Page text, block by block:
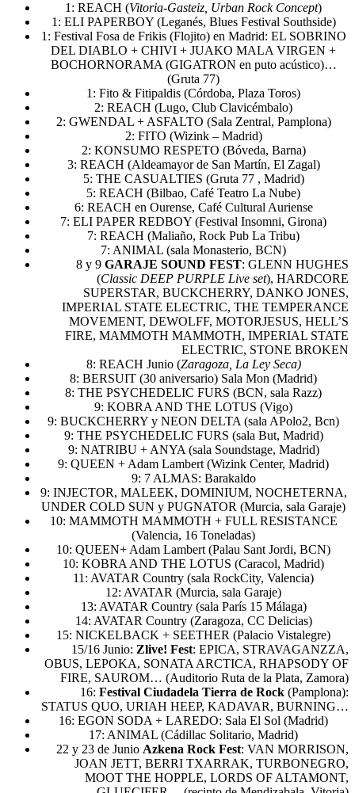
1: REACH (Vitoria-Gasteiz, Urban Rock Concept)
1: ELI PAPERBOY (Leganés, Blues Festival Southside)
1: Festival Fosa de Frikis (Flojito) en Madrid: EL SOBRINO
DEL DIABLO + CHIVI + JUAKO MALA VIRGEN +
BOCHORNORAMA (GIGATRON en puto acústico)…
(Gruta 77)
1: Fito & Fitipaldis (Córdoba, Plaza Toros)
2: REACH (Lugo, Club Clavicémbalo)
2: GWENDAL + ASFALTO (Sala Zentral, Pamplona)
2: FITO (Wizink – Madrid)
2: KONSUMO RESPETO (Bóveda, Barna)
3: REACH (Aldeamayor de San Martín, El Zagal)
5: THE CASUALTIES (Gruta 77 , Madrid)
5: REACH (Bilbao, Café Teatro La Nube)
6: REACH en Ourense, Café Cultural Auriense
7: ELI PAPER REDBOY (Festival Insomni, Girona)
7: REACH (Maliaño, Rock Pub La Tribu)
7: ANIMAL (sala Monasterio, BCN)
8 y 9 GARAJE SOUND FEST: GLENN HUGHES
(Classic DEEP PURPLE Live set), HARDCORE
SUPERSTAR, BUCKCHERRY, DANKO JONES,
IMPERIAL STATE ELECTRIC, THE TEMPERANCE
MOVEMENT, DEWOLFF, MOTORJESUS, HELL’S
FIRE, MAMMOTH MAMMOTH, IMPERIAL STATE
ELECTRIC, STONE BROKEN
8: REACH Junio (Zaragoza, La Ley Seca)
8: BERSUIT (30 aniversario) Sala Mon (Madrid)
8: THE PSYCHEDELIC FURS (BCN, sala Razz)
9: KOBRA AND THE LOTUS (Vigo)
9: BUCKCHERRY y NEON DELTA (sala APolo2, Bcn)
9: THE PSYCHEDELIC FURS (sala But, Madrid)
9: NATRIBU + ANYA (sala Soundstage, Madrid)
9: QUEEN + Adam Lambert (Wizink Center, Madrid)
9: 7 ALMAS: Barakaldo
9: INJECTOR, MALEEK, DOMINIUM, NOCHETERNA,
UNDER COLD SUN y PUGNATOR (Murcia, sala Garaje)
10: MAMMOTH MAMMOTH + FULL RESISTANCE
(Valencia, 16 Toneladas)
10: QUEEN+ Adam Lambert (Palau Sant Jordi, BCN)
10: KOBRA AND THE LOTUS (Caracol, Madrid)
11: AVATAR Country (sala RockCity, Valencia)
12: AVATAR (Murcia, sala Garaje)
13: AVATAR Country (sala París 15 Málaga)
14: AVATAR Country (Zaragoza, CC Delicias)
15: NICKELBACK + SEETHER (Palacio Vistalegre)
15/16 Junio: Zlive! Fest: EPICA, STRAVAGANZZA,
OBUS, LEPOKA, SONATA ARCTICA, RHAPSODY OF
FIRE, SAUROM… (Auditorio Ruta de la Plata, Zamora)
16: Festival Ciudadela Tierra de Rock (Pamplona):
STATUS QUO, URIAH HEEP, KADAVAR, BURNING…
16: EGON SODA + LAREDO: Sala El Sol (Madrid)
17: ANIMAL (Cádillac Solitario, Madrid)
22 y 23 de Junio Azkena Rock Fest: VAN MORRISON,
JOAN JETT, BERRI TXARRAK, TURBONEGRO,
MOOT THE HOPPLE, LORDS OF ALTAMONT,